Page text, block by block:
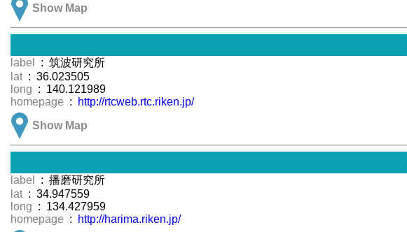
Show Map
label
: 筑波研究所
lat : 36.023505
long : 140.121989
homepage :
http://rtcweb.rtc.riken.jp/
Show Map
label
: 播磨研究所
lat : 34.947559
long : 134.427959
homepage :
http://harima.riken.jp/